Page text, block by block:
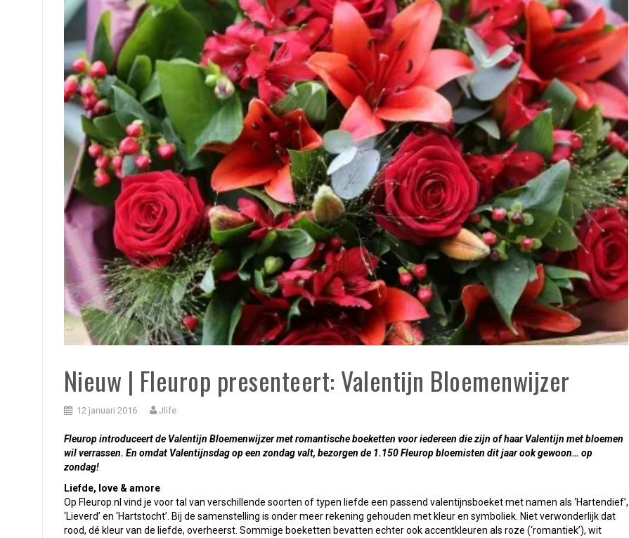
Nieuw | Fleurop presenteert: Valentijn Bloemenwijzer
12 januari 2016 Jlife
Fleurop introduceert de Valentijn Bloemenwijzer met romantische boeketten voor iedereen die zijn of haar Valentijn met bloemen
wil verrassen. En omdat Valentijnsdag op een zondag valt, bezorgen de 1.150 Fleurop bloemisten dit jaar ook gewoon… op
zondag!
Liefde, love & amore
Op Fleurop.nl vind je voor tal van verschillende soorten of typen liefde een passend valentijnsboeket met namen als ‘Hartendief’,
‘Lieverd’ en ‘Hartstocht’. Bij de samenstelling is onder meer rekening gehouden met kleur en symboliek. Niet verwonderlijk dat
rood, dé kleur van de liefde, overheerst. Sommige boeketten bevatten echter ook accentkleuren als roze (‘romantiek’), wit